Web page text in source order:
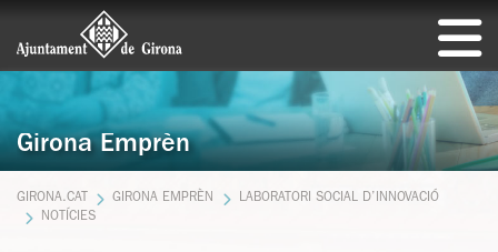
Girona Emprèn
GIRONA.CAT GIRONA EMPRÈN
LABORATORI SOCIAL D’INNOVACIÓ
NOTÍCIES